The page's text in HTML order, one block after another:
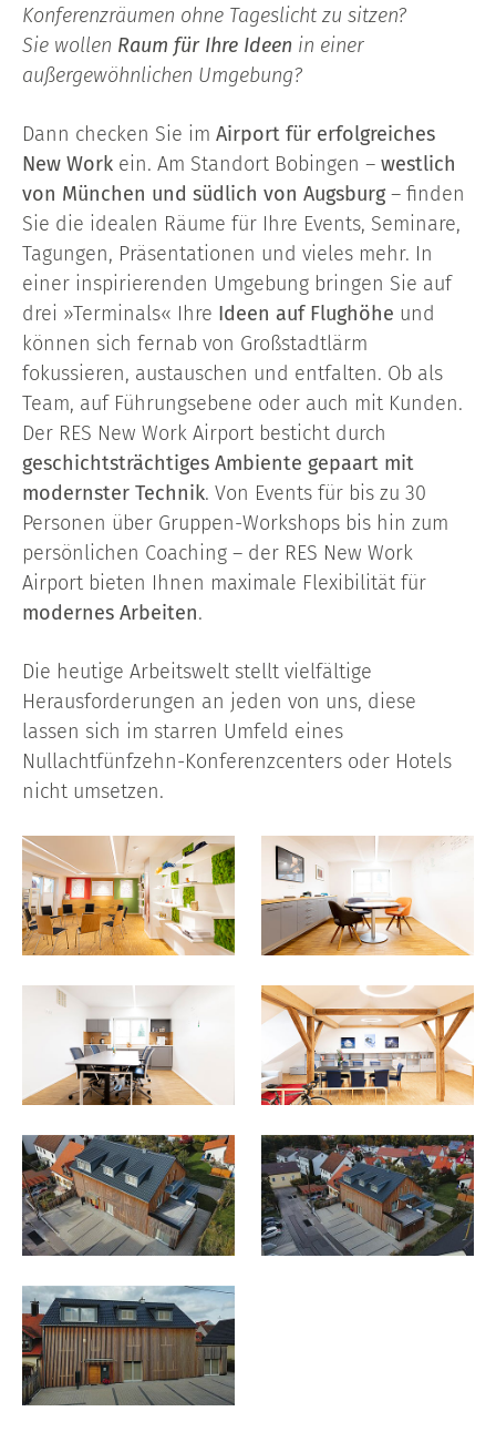
Konferenzräumen ohne Tageslicht zu sitzen?
Sie wollen Raum für Ihre Ideen in einer
außergewöhnlichen Umgebung?
Dann checken Sie im Airport für erfolgreiches
New Work ein. Am Standort Bobingen – westlich
von München und südlich von Augsburg– finden
Sie die idealen Räume für Ihre Events, Seminare,
Tagungen, Präsentationen und vieles mehr. In
einer inspirierenden Umgebung bringen Sie auf
drei »Terminals« Ihre Ideen auf Flughöhe und
können sich fernab von Großstadtlärm
fokussieren, austauschen und entfalten. Ob als
Team, auf Führungsebene oder auch mit Kunden.
Der RES New Work Airport besticht durch
geschichtsträchtiges Ambiente gepaart mit
modernster Technik. Von Events für bis zu 30
Personen über Gruppen-Workshops bis hin zum
persönlichen Coaching – der RES New Work
Airport bieten Ihnen maximale Flexibilität für
modernes Arbeiten.
Die heutige Arbeitswelt stellt vielfältige
Herausforderungen an jeden von uns, diese
lassen sich im starren Umfeld eines
Nullachtfünfzehn-Konferenzcenters oder Hotels
nicht umsetzen.